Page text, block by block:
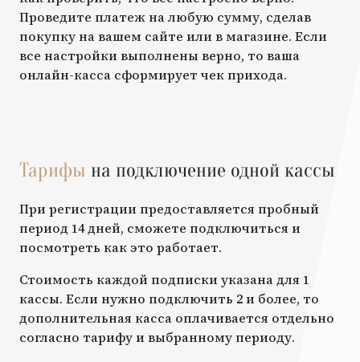
Проведите платеж на любую сумму, сделав
покупку на вашем сайте или в магазине. Если
все настройки выполнены верно, то ваша
онлайн-касса сформирует чек прихода.
Тарифы на подключение одной кассы
При регистрации предоставляется пробный
период 14 дней, сможете подключиться и
посмотреть как это работает.
Стоимость каждой подписки указана для 1
кассы. Если нужно подключить 2 и более, то
дополнительная касса оплачивается отдельно
согласно тарифу и выбранному периоду.